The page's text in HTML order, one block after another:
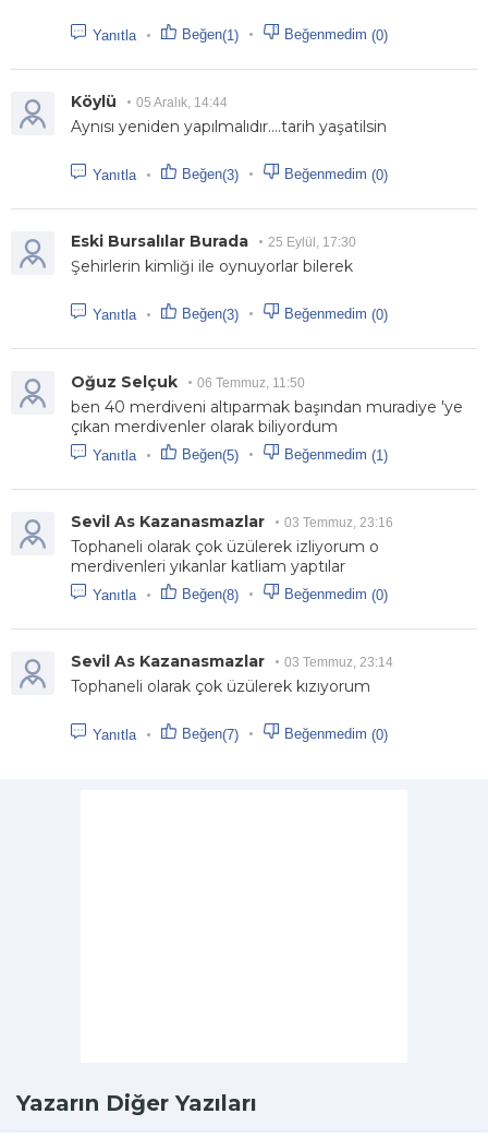
Yanıtla Beğen(1) Beğenmedim (0)
Köylü 05 Aralık, 14:44
Aynısı yeniden yapılmalıdır....tarih yaşatilsin
Yanıtla Beğen(3) Beğenmedim (0)
Eski Bursalılar Burada 25 Eylül, 17:30
Şehirlerin kimliği ile oynuyorlar bilerek
Yanıtla Beğen(3) Beğenmedim (0)
Oğuz Selçuk 06 Temmuz, 11:50
ben 40 merdiveni altıparmak başından muradiye 'ye
çıkan merdivenler olarak biliyordum
Yanıtla Beğen(5) Beğenmedim (1)
Sevil As Kazanasmazlar 03 Temmuz, 23:16
Tophaneli olarak çok üzülerek izliyorum o
merdivenleri yıkanlar katliam yaptılar
Yanıtla Beğen(8) Beğenmedim (0)
Sevil As Kazanasmazlar 03 Temmuz, 23:14
Tophaneli olarak çok üzülerek kızıyorum
Yanıtla Beğen(7) Beğenmedim (0)
Yazarın Diğer Yazıları